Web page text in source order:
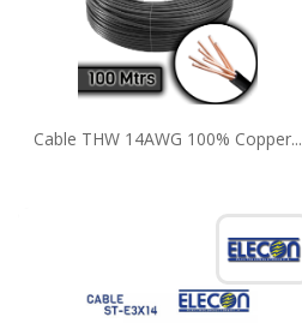
Cable THW 14AWG 100% Copper...